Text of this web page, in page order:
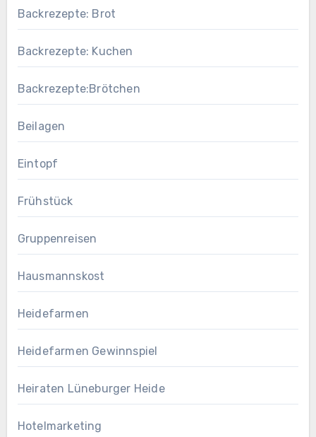
Backrezepte: Brot
Backrezepte: Kuchen
Backrezepte:Brötchen
Beilagen
Eintopf
Frühstück
Gruppenreisen
Hausmannskost
Heidefarmen
Heidefarmen Gewinnspiel
Heiraten Lüneburger Heide
Hotelmarketing